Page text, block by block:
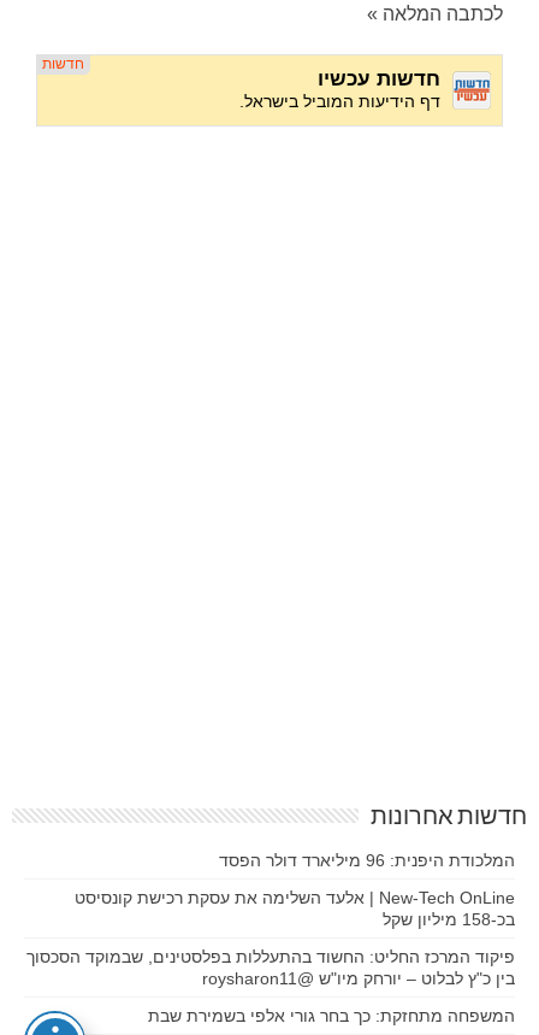
לכתבה המלאה »
חדשות אחרונות
המלכודת היפנית: 96 מיליארד דולר הפסד
New-Tech OnLine | אלעד השלימה את עסקת רכישת קונסיסט
בכ-158 מיליון שקל
פיקוד המרכז החליט: החשוד בהתעללות בפלסטינים, שבמוקד הסכסוך
בין כ"ץ לבלוט – יורחק מיו"ש @roysharon11
המשפחה מתחזקת: כך בחר גורי אלפי בשמירת שבת